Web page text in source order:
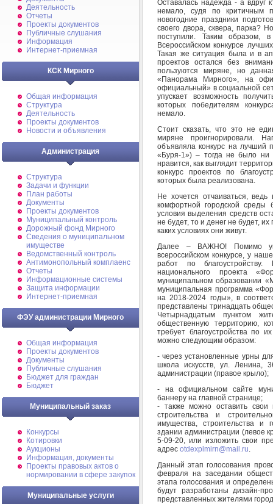
Деятельность
Отчеты
Проекты документов
Публичные слушания
Информация
Интернет-приемная
КСК Мирного
Общая информация
Структура
Деятельность
Проекты документов
Новости и объявления
Администрация
Структура
Задачи и функции
План работы
Документы
Проекты документов
Муниципальный контроль
Дорожный фонд Мирного
Cведения о муниципальном
имуществе
Ведомственный контроль
Антимонопольный комплаенс
Отчеты
Информационные системы
Защита информации
Интернет-приемная
ФЭУ администрации Мирного
Общая информация
Проекты документов
Документы
Публичные слушания
Бюджет для граждан
Бюджет
Муниципальный заказ
Конкурсы
Котировки
Аукционы
Информация, документы
Проекты правовых актов о
нормировании в сфере закупок
Муниципальные услуги
Оставалась надежда - а вдруг
немало, судя по критичным
новогодние праздники
своего двора, сквера, парка?
поступили. Таким образом,
Всероссийском конкурсе
Такая же ситуация была и в
проектов остался без
пользуются миряне, но
«Панорама Мирного», на
официальный» в социальной
упускает возможность
которых победителям
немало.
Стоит сказать, что это не
миряне проигнорировали.
объявляла конкурс на лучший
«Буря-1») – тогда не было ни
нравится, как выглядит
конкурс проектов по
которых была реализована.
Не хочется отчаиваться, ведь
комфортной городской
условия выделения средств
не будет, то и денег не будет,
каких условиях они живут.
Далее – ВАЖНО! Помимо
всероссийском конкурсе, у
работ по
национального проекта
муниципальном образовании
муниципальная программа
на 2018-2024 годы», в
представлены тринадцать
Четырнадцатым пунктом
общественную территорию,
требует благоустройства по
можно следующим образом:
- через установленные урны
школа искусств, ул. Ленина,
администрации (правое крыло);
- на официальном сайте
баннеру на главной странице;
- также можно оставить свои
строительства и
имущества, строительства и
здании администрации (левое
5-09-20, или изложить свои
адрес otdexplmirn@mail.ru.
Данный этап голосования
февраля на заседании
этапа голосования и
будут разработаны дизайн-
представленных жителями